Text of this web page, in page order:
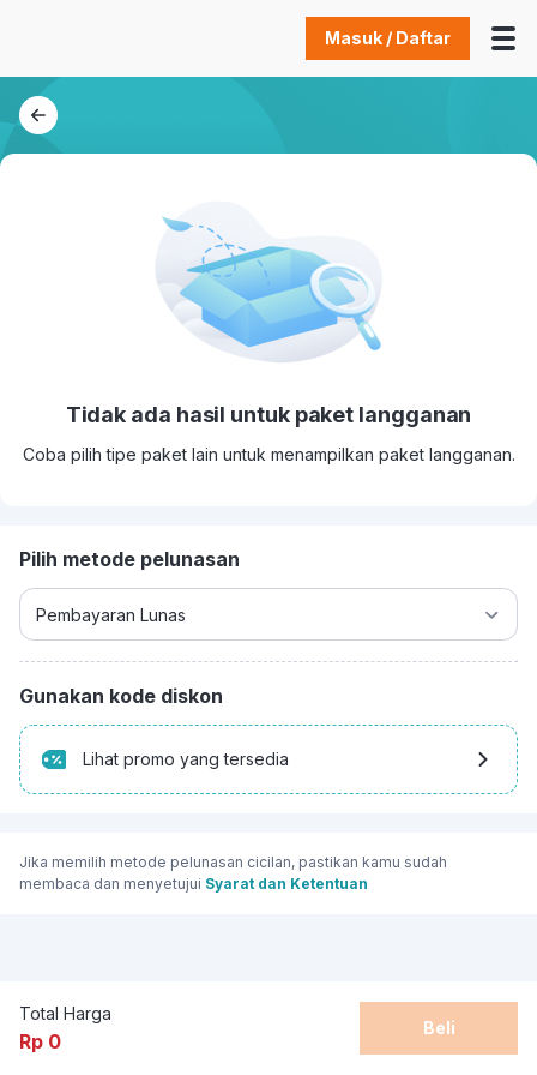
Masuk / Daftar
Tidak ada hasil untuk paket langganan
Coba pilih tipe paket lain untuk menampilkan paket langganan.
Pilih metode pelunasan
Gunakan kode diskon
Lihat promo yang tersedia
Jika memilih metode pelunasan cicilan, pastikan kamu sudah
membaca dan menyetujui Syarat dan Ketentuan
Total Harga
Rp 0
Beli